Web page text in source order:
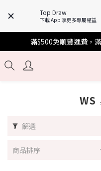
Top Draw
下載 App 享更多專屬權益
滿$500免順豐運費，
WS
篩選
商品排序